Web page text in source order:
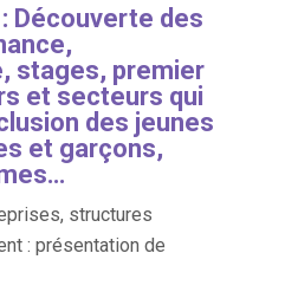
Découverte des
stages, premier
et secteurs qui
des jeunes
et garçons,
structures
: présentation de